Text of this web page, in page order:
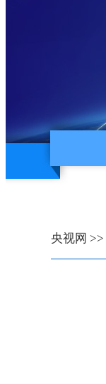
央视网 >>